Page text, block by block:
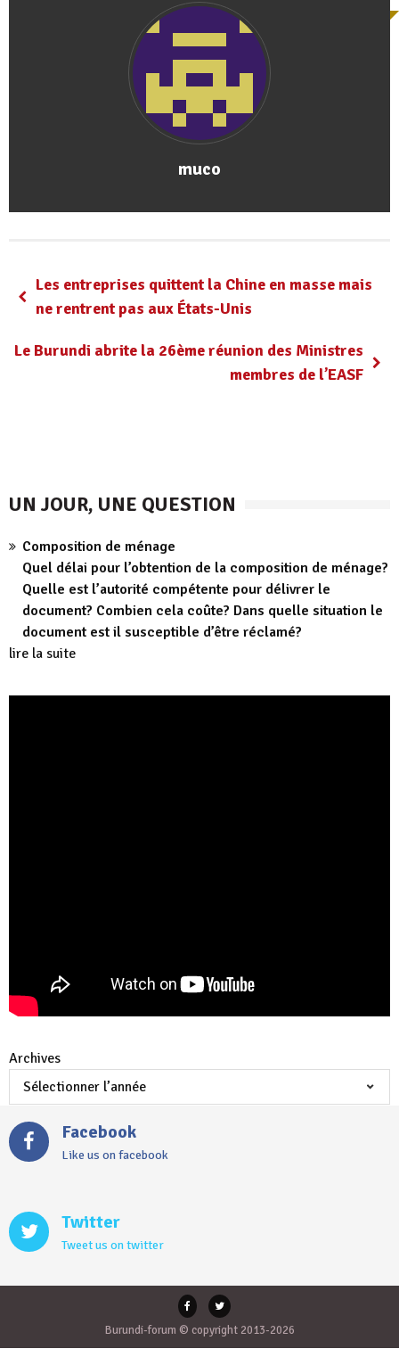
muco
Les entreprises quittent la Chine en masse mais
ne rentrent pas aux États-Unis
Le Burundi abrite la 26ème réunion des Ministres
membres de l’EASF
UN JOUR, UNE QUESTION
Composition de ménage
Quel délai pour l’obtention de la composition de ménage?
Quelle est l’autorité compétente pour délivrer le
document? Combien cela coûte? Dans quelle situation le
document est il susceptible d’être réclamé?
lire la suite
Archives
Facebook
Like us on facebook
Twitter
Tweet us on twitter
Burundi-forum © copyright 2013-2026